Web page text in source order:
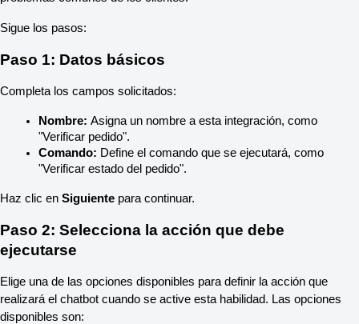
Sigue los pasos:
Paso 1: Datos básicos
Completa los campos solicitados:
Nombre: Asigna un nombre a esta integración, como
"Verificar pedido".
Comando: Define el comando que se ejecutará, como
"Verificar estado del pedido".
Haz clic en Siguiente para continuar.
Paso 2: Selecciona la acción que debe
ejecutarse
Elige una de las opciones disponibles para definir la acción que
realizará el chatbot cuando se active esta habilidad. Las opciones
disponibles son: